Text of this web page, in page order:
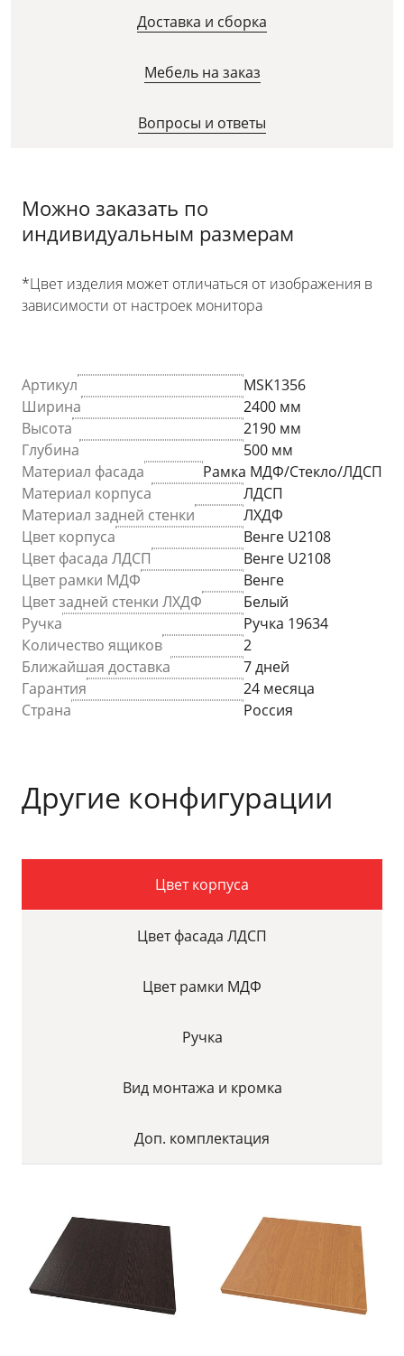
Доставка и сборка
Мебель на заказ
Вопросы и ответы
Можно заказать по
индивидуальным размерам
*Цвет изделия может отличаться от изображения в
зависимости от настроек монитора
Артикул
MSK1356
Ширина
2400 мм
Высота
2190 мм
Глубина
500 мм
Материал фасада
Рамка МДФ/Стекло/ЛДСП
Материал корпуса
ЛДСП
Материал задней стенки
ЛХДФ
Цвет корпуса
Венге U2108
Цвет фасада ЛДСП
Венге U2108
Цвет рамки МДФ
Венге
Цвет задней стенки ЛХДФ
Белый
Ручка
Ручка 19634
Количество ящиков
2
Ближайшая доставка
7 дней
Гарантия
24 месяца
Страна
Россия
Другие конфигурации
Цвет корпуса
Цвет фасада ЛДСП
Цвет рамки МДФ
Ручка
Вид монтажа и кромка
Доп. комплектация